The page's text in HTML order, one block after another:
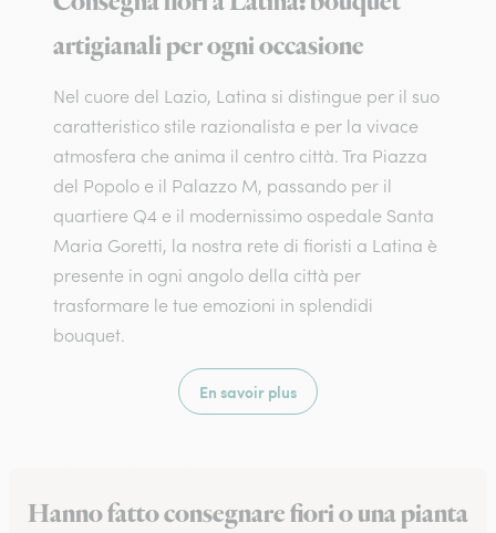
artigianali per ogni occasione
Nel cuore del Lazio, Latina si distingue per il suo
caratteristico stile razionalista e per la vivace
atmosfera che anima il centro città. Tra Piazza
del Popolo e il Palazzo M, passando per il
quartiere Q4 e il modernissimo ospedale Santa
Maria Goretti, la nostra rete di fioristi a Latina è
presente in ogni angolo della città per
trasformare le tue emozioni in splendidi
bouquet.
En savoir plus
Hanno fatto consegnare fiori o una pianta